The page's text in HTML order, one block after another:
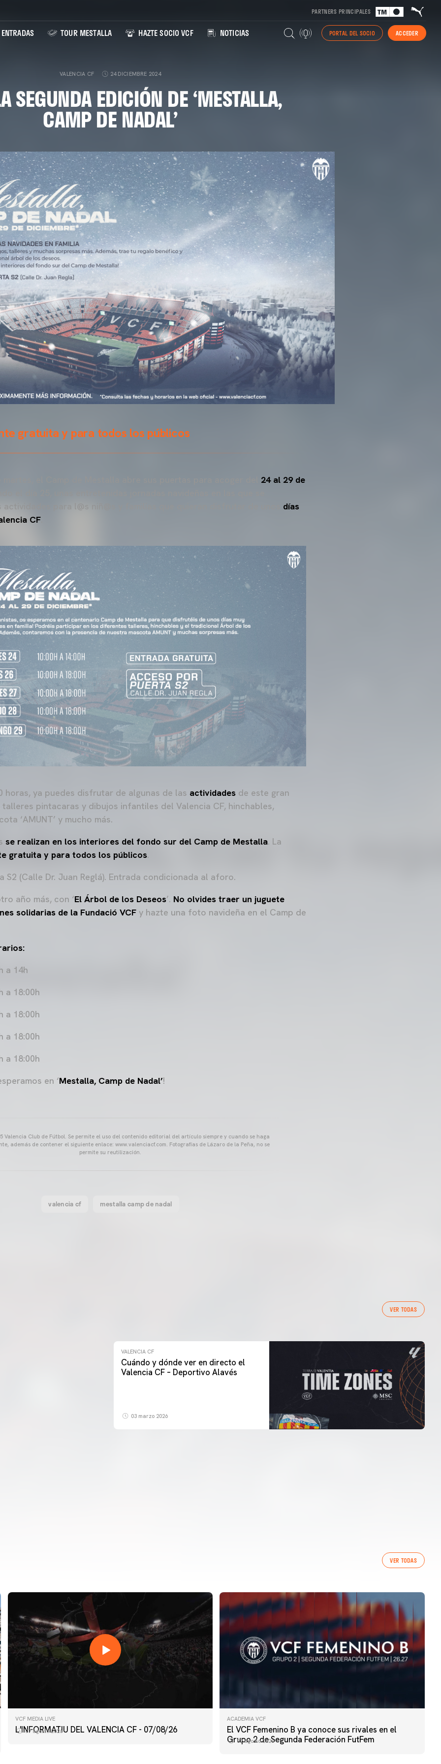
PARTNERS PRINCIPALES
ENTRADAS TOUR MESTALLA HAZTE SOCIO VCF NOTICIAS PORTAL DEL SOCIO ACCEDER
VALENCIA CF 24 DICIEMBRE 2024
SEGUNDA EDICIÓN DE ‘MESTALLA,
CAMP DE NADAL’
gratuita y para todos los públicos
24 al 29 de
días
CF
horas, ya puedes disfrutar de algunas de las actividades de este gran
pintacaras y dibujos infantiles del Valencia CF, hinchables,
‘AMUNT’ y mucho más.
se realizan en los interiores del fondo sur del Camp de Mestalla. La
gratuita y para todos los públicos.
S2 (Calle Dr. Juan Reglá). Entrada condicionada al aforo.
año más, con ‘El Árbol de los Deseos’. No olvides traer un juguete
solidarias de la Fundació VCF y hazte una foto navideña en el Camp de
a 14h
a 18:00h
a 18:00h
a 18:00h
a 18:00h
en ‘Mestalla, Camp de Nadal’!
Valencia Club de Fútbol. Se permite el uso del contenido editorial del artículo siempre y cuando se haga
además de contener el siguiente enlace: www.valenciacf.com. Fotografías de Lázaro de la Peña, no se
permite su reutilización.
valencia cf mestalla camp de nadal
VER TODAS
VALENCIA CF
Cuándo y dónde ver en directo el
Valencia CF – Deportivo Alavés
03 marzo 2026
VER TODAS
VCF MEDIA LIVE
L'INFORMATIU DEL VALENCIA CF - 07/08/26
07 agosto 2026
ACADEMIA VCF
El VCF Femenino B ya conoce sus rivales en el
Grupo 2 de Segunda Federación FutFem
07 agosto 2026